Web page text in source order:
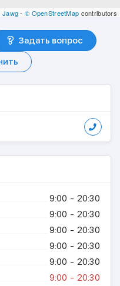
Jawg- © OpenStreetMap contributors
Задать вопрос
9:00 - 20:30
9:00 - 20:30
9:00 - 20:30
9:00 - 20:30
9:00 - 20:30
9:00 - 20:30